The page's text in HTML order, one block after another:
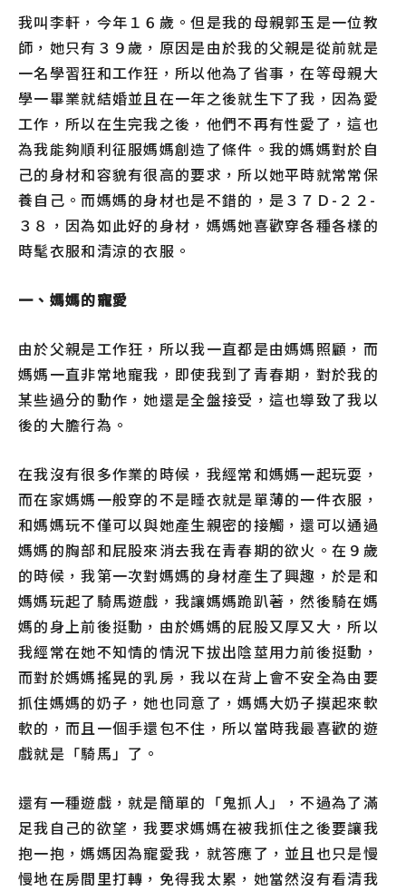
我叫李軒，今年１６歲。但是我的母親郭玉是一位教
師，她只有３９歲，原因是由於我的父親是從前就是
一名學習狂和工作狂， 所以他為了省事，在等母親大
學一畢業就結婚並且在一年之後就生下了我，因為愛
工作，所以在生完我之後，他們不再有性愛了，這也
為我能夠順利征服媽媽創造了條件。我的媽媽對於自
己的身材和容貌有很高的要求，所以她平時就常常保
養自己。而媽媽的身材也是不錯的，是３７Ｄ-２２-
３８，因為如此好的身材，媽媽她喜歡穿各種各樣的
時髦衣服和清涼的衣服。
一、媽媽的寵愛
由於父親是工作狂，所以我一直都是由媽媽照顧，而
媽媽一直非常地寵我，即使我到了青春期，對於我的
某些過分的動作，她還是全盤接受，這也導致了我以
後的大膽行為。
在我沒有很多作業的時候，我經常和媽媽一起玩耍，
而在家媽媽一般穿的不是睡衣就是單薄的一件衣服，
和媽媽玩不僅可以與她產生親密的接觸，還可以通過
媽媽的胸部和屁股來消去我在青春期的欲火。在９歲
的時候，我第一次對媽媽的身材產生了興趣，於是和
媽媽玩起了騎馬遊戲，我讓媽媽跪趴著，然後騎在媽
媽的身上前後挺動，由於媽媽的屁股又厚又大，所以
我經常在她不知情的情況下拔出陰莖用力前後挺動，
而對於媽媽搖晃的乳房，我以在背上會不安全為由要
抓住媽媽的奶子，她也同意了，媽媽大奶子摸起來軟
軟的，而且一個手還包不住，所以當時我最喜歡的遊
戲就是「騎馬」了。
還有一種遊戲，就是簡單的「鬼抓人」，不過為了滿
足我自己的欲望，我要求媽媽在被我抓住之後要讓我
抱一抱，媽媽因為寵愛我，就答應了，並且也只是慢
慢地在房間里打轉，免得我太累，她當然沒有看清我